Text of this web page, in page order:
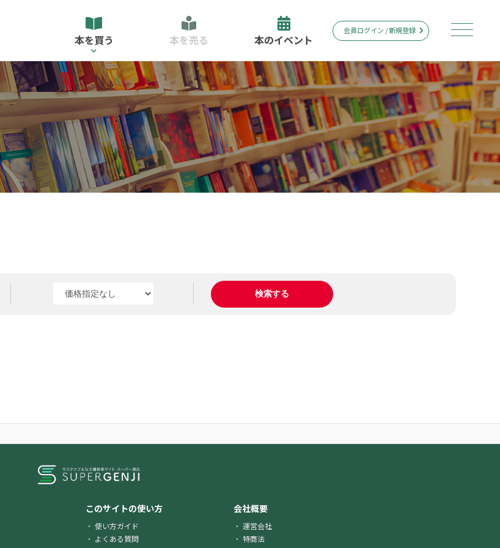
本を買う 本を売る 本のイベント
会員ログイン / 新規登録
このサイトの使い方
使い方ガイド
よくある質問
会社概要
運営会社
特商法